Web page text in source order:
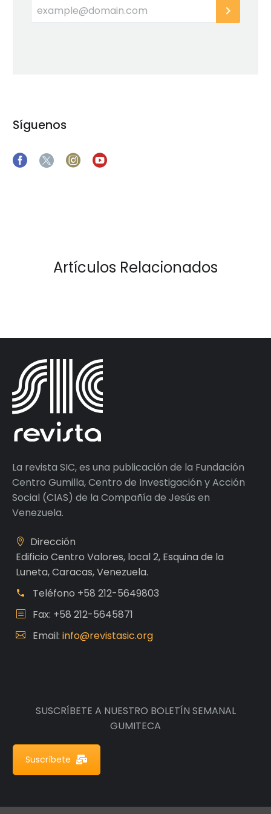
Síguenos
Artículos Relacionados
La revista SIC, es una publicación de la Fundación
Centro Gumilla, Centro de Investigación y Acción
Social (CIAS) de la Compañía de Jesús en
Venezuela.
Dirección
Edificio Centro Valores, local 2, Esquina de la
Luneta, Caracas, Venezuela.
Teléfono +58 212-5649803
Fax: +58 212-5645871
Email: info@revistasic.org
SUSCRÍBETE A NUESTRO BOLETÍN SEMANAL
GUMITECA
Suscríbete